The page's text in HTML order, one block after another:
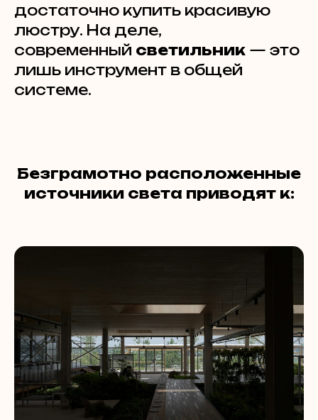
достаточно купить красивую
люстру. На деле,
современный светильник — это
лишь инструмент в общей
системе.
Безграмотно расположенные
источники света приводят к: